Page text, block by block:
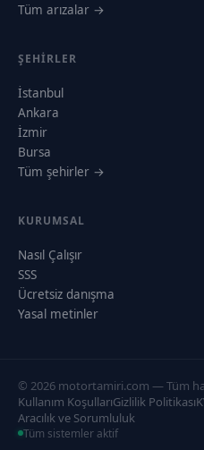
Tüm arızalar →
ŞEHIRLER
İstanbul
Ankara
İzmir
Bursa
Tüm şehirler →
KURUMSAL
Nasıl Çalışır
SSS
Ücretsiz danışma
Yasal metinler
© 2026 motortamiri.com — Tüm
Kullanım KoşullarıGizlilik Politikası
Aracılık ve Sorumluluk
Tüm sistemler aktif